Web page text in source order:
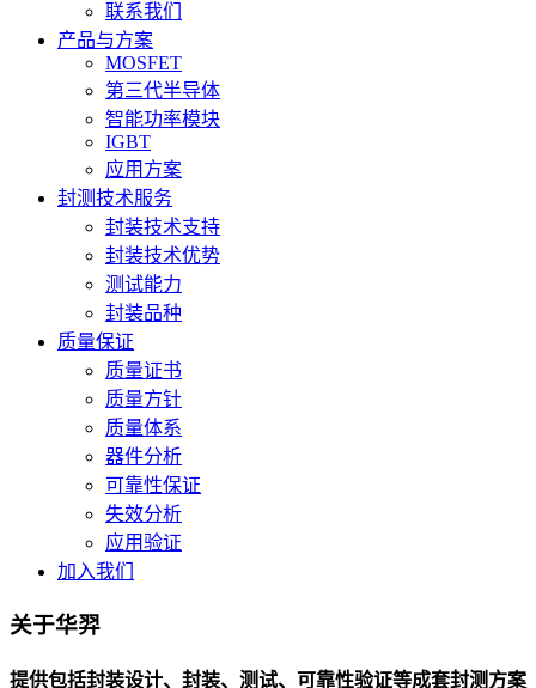
联系我们
产品与方案
MOSFET
第三代半导体
智能功率模块
IGBT
应用方案
封测技术服务
封装技术支持
封装技术优势
测试能力
封装品种
质量保证
质量证书
质量方针
质量体系
器件分析
可靠性保证
失效分析
应用验证
加入我们
关于华羿
提供包括封装设计、封装、测试、可靠性验证等成套封测方案